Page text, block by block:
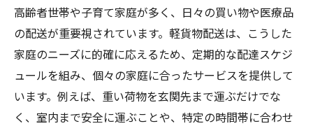
高齢者世帯や子育て家庭が多く、日々の買い物や医療品
の配送が重要視されています。軽貨物配送は、こうした
家庭のニーズに的確に応えるため、定期的な配達スケジ
ュールを組み、個々の家庭に合ったサービスを提供して
います。例えば、重い荷物を玄関先まで運ぶだけでな
く、室内まで安全に運ぶことや、特定の時間帯に合わせ